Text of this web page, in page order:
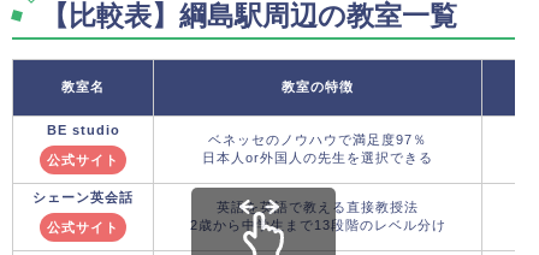
【比較表】綱島駅周辺の教室一覧
教室名 教室の特徴
BE studio
公式サイト
ベネッセのノウハウで満足度97％
日本人or外国人の先生を選択できる
シェーン英会話
公式サイト
英語を英語で教える直接教授法
2歳から中学生まで13段階のレベル分け